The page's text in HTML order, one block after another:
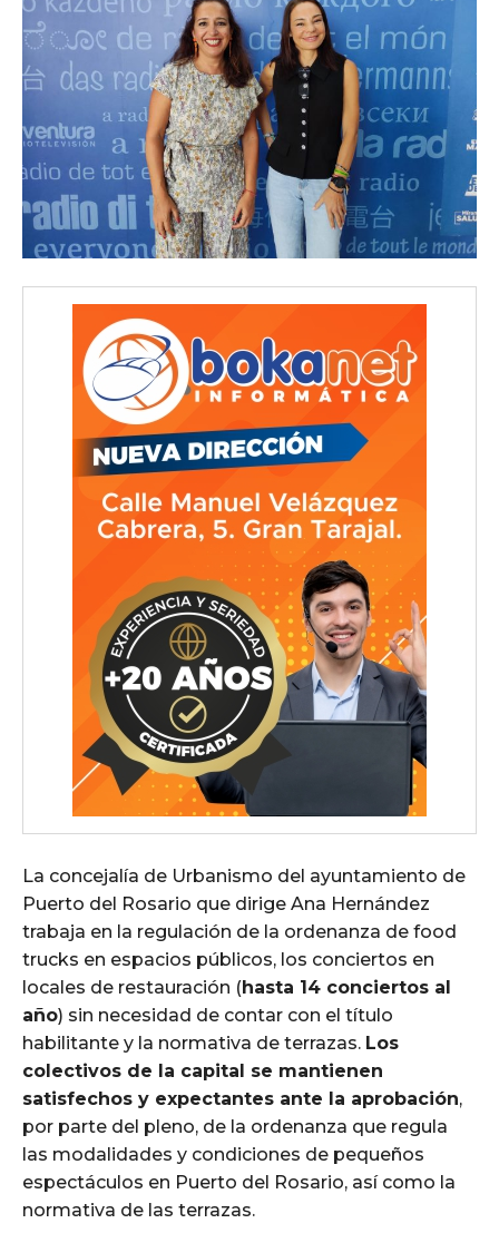
La concejalía de Urbanismo del ayuntamiento de
Puerto del Rosario que dirige Ana Hernández
trabaja en la regulación de la ordenanza de food
trucks en espacios públicos, los conciertos en
locales de restauración (hasta 14 conciertos al
año) sin necesidad de contar con el título
habilitante y la normativa de terrazas. Los
colectivos de la capital se mantienen
satisfechos y expectantes ante la aprobación,
por parte del pleno, de la ordenanza que regula
las modalidades y condiciones de pequeños
espectáculos en Puerto del Rosario, así como la
normativa de las terrazas.